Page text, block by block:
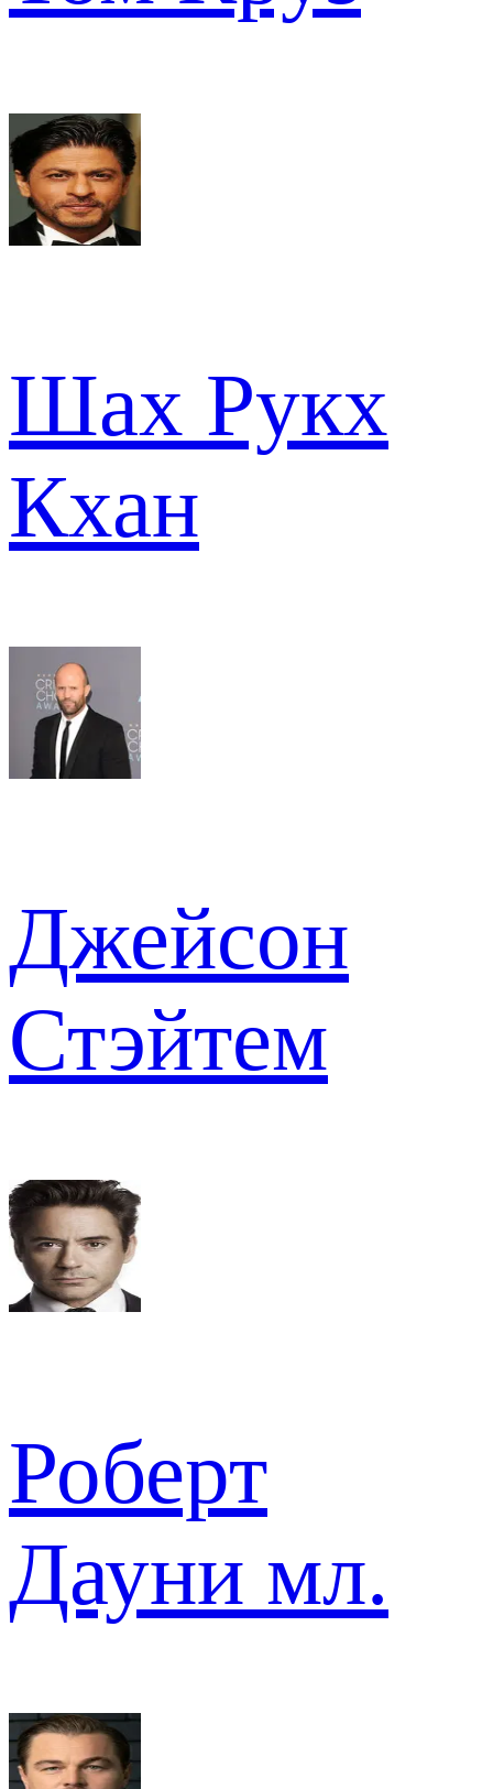
Шах Рукх
Кхан
Джейсон
Стэйтем
Роберт
Дауни мл.